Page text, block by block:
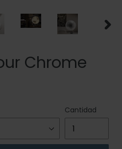
Chrome
Cantidad